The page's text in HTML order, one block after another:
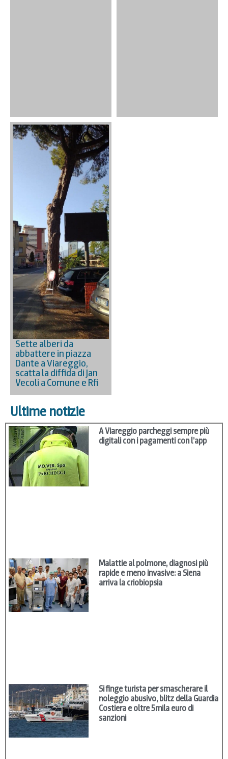
Sette alberi da
abbattere in piazza
Dante a Viareggio,
scatta la diffida di Jan
Vecoli a Comune e Rfi
Ultime notizie
A Viareggio parcheggi sempre più
digitali con i pagamenti con l’app
Malattie al polmone, diagnosi più
rapide e meno invasive: a Siena
arriva la criobiopsia
Si finge turista per smascherare il
noleggio abusivo, blitz della Guardia
Costiera e oltre 5mila euro di
sanzioni